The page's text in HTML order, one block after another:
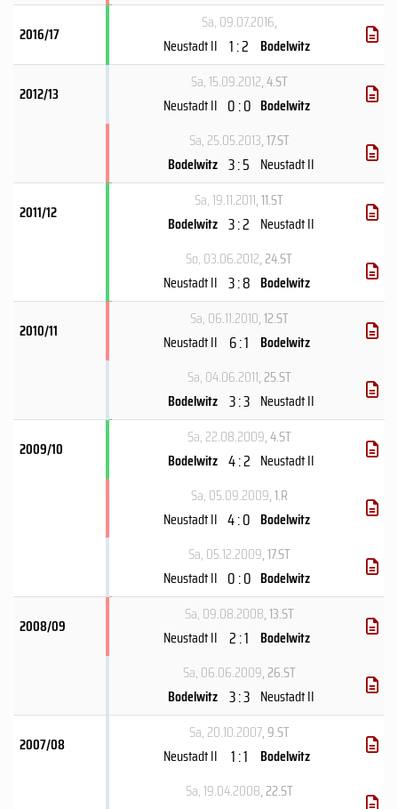
2016/17
Sa, 09.07.2016,
Neustadt II 1 : 2 Bodelwitz
2012/13
Sa, 15.09.2012, 4.ST
Neustadt II 0 : 0 Bodelwitz
Sa, 25.05.2013, 17.ST
Bodelwitz 3 : 5 Neustadt II
2011/12
Sa, 19.11.2011, 11.ST
Bodelwitz 3 : 2 Neustadt II
So, 03.06.2012, 24.ST
Neustadt II 3 : 8 Bodelwitz
2010/11
Sa, 06.11.2010, 12.ST
Neustadt II 6 : 1 Bodelwitz
Sa, 04.06.2011, 25.ST
Bodelwitz 3 : 3 Neustadt II
2009/10
Sa, 22.08.2009, 4.ST
Bodelwitz 4 : 2 Neustadt II
Sa, 05.09.2009, 1.R
Neustadt II 4 : 0 Bodelwitz
Sa, 05.12.2009, 17.ST
Neustadt II 0 : 0 Bodelwitz
2008/09
Sa, 09.08.2008, 13.ST
Neustadt II 2 : 1 Bodelwitz
Sa, 06.06.2009, 26.ST
Bodelwitz 3 : 3 Neustadt II
2007/08
Sa, 20.10.2007, 9.ST
Neustadt II
1 : 1
Bodelwitz
Sa, 19.04.2008, 22.ST